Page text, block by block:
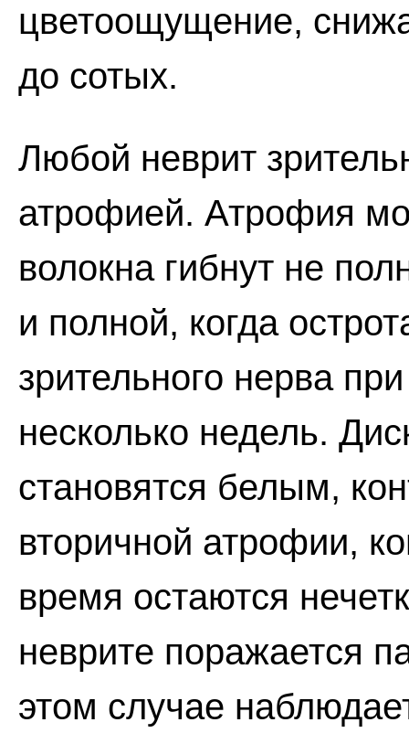
цветоощущение,
до сотых.
Любой неврит
атрофией. Атрофия
волокна гибнут не
и полной, когда
зрительного нерва
несколько недель.
становятся белым,
вторичной атрофии,
время остаются
неврите поражается
этом случае